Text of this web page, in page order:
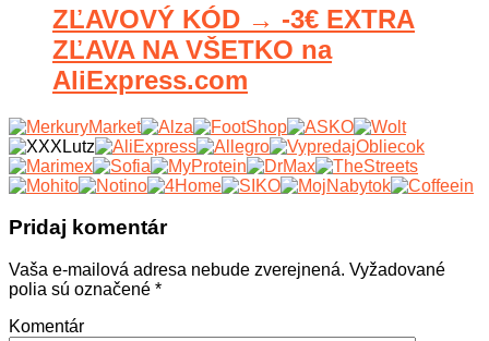
ZĽAVOVÝ KÓD → -3€ EXTRA
ZĽAVA NA VŠETKO na
AliExpress.com
Pridaj komentár
Vaša e-mailová adresa nebude zverejnená. Vyžadované
polia sú označené *
Komentár